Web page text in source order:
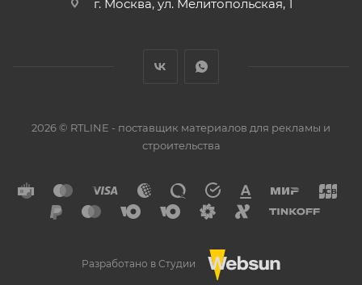
г. Москва, ул. Мелитопольская, 1
2026 © RTLINE - поставщик материалов для рекламы и
строительства
Разработано в Студии